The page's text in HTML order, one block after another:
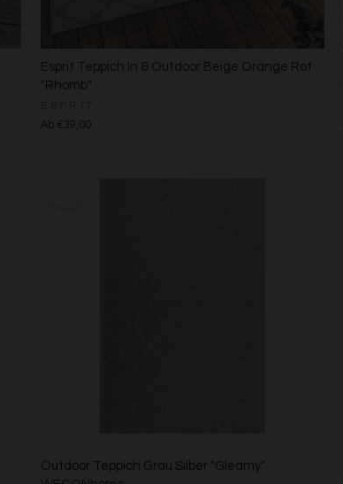
Esprit Teppich In & Outdoor Beige Orange Rot
"Rhomb"
Ab €39,00
Outdoor Teppich Grau Silber "Gleamy"